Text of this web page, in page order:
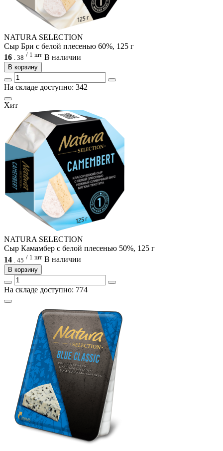
NATURA SELECTION
Сыр Бри с белой плесенью 60%, 125 г
16 . 38 / 1 шт В наличии
В корзину
На складе доступно: 342
Хит
NATURA SELECTION
Сыр Камамбер с белой плесенью 50%, 125 г
14
45 / 1 шт В наличии
В корзину
На складе доступно: 774